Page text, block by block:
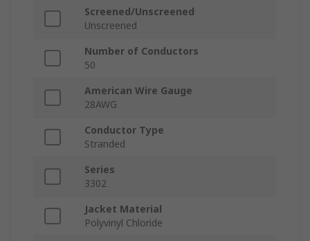
Screened/Unscreened
Unscreened
Number of Conductors
50
American Wire Gauge
28AWG
Conductor Type
Stranded
Series
3302
Jacket Material
Polyvinyl Chloride